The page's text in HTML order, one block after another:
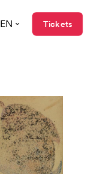
EN Tickets